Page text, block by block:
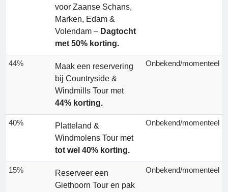
voor Zaanse Schans,
Marken, Edam &
Volendam – Dagtocht
met 50% korting.
44%
Maak een reservering
bij Countryside &
Windmills Tour met
44% korting.
Onbekend/momenteel
40%
Platteland &
Windmolens Tour met
tot wel 40% korting.
Onbekend/momenteel
15%
Reserveer een
Giethoorn Tour en pak
Onbekend/momenteel